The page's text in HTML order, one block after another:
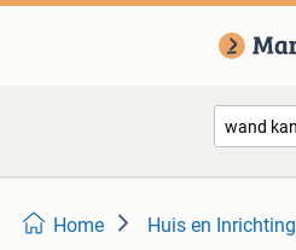
Home Huis en Inrichting